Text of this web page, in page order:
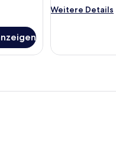
Weitere Details
Weitere
Marina